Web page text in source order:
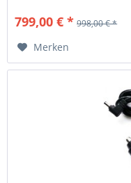
799,00 € * 998,00 € *
Merken